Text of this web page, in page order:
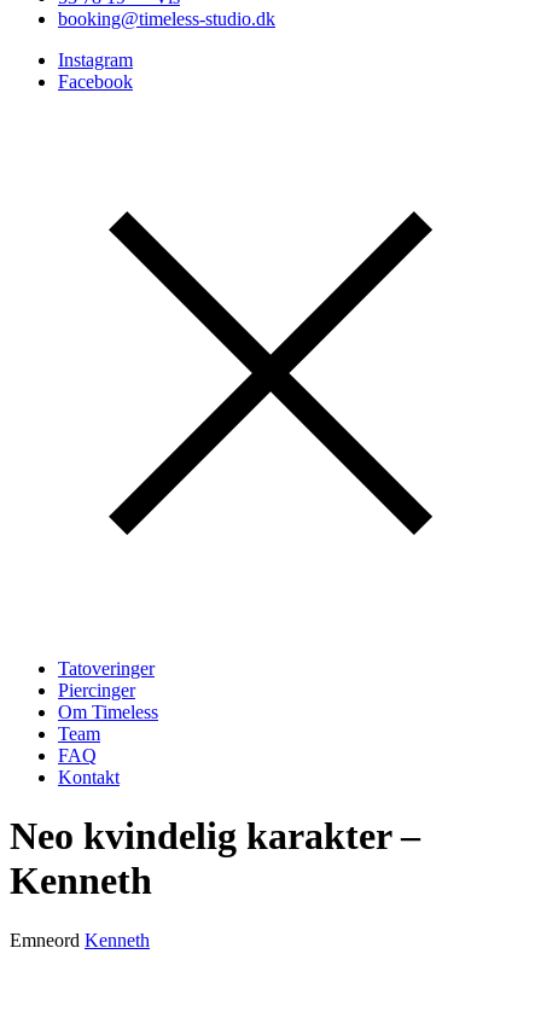
booking@timeless-studio.dk
Instagram
Facebook
Tatoveringer
Piercinger
Om Timeless
Team
FAQ
Kontakt
Neo kvindelig karakter –
Kenneth
Emneord Kenneth